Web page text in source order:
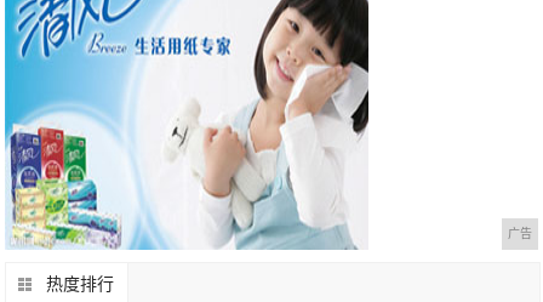
广告
热度排行